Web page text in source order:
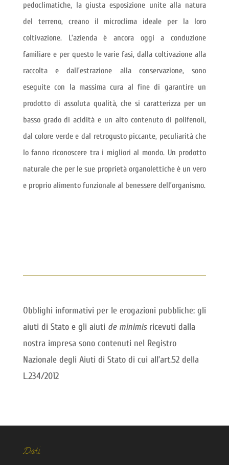
pedoclimatiche, la giusta esposizione unite alla natura
del terreno, creano il microclima ideale per la loro
coltivazione. L’azienda è ancora oggi a conduzione
familiare e per questo le varie fasi, dalla coltivazione alla
raccolta e dall’estrazione alla conservazione, sono
eseguite con la massima cura al fine di garantire un
prodotto di assoluta qualità, che si caratterizza per un
basso grado di acidità e un alto contenuto di polifenoli,
dal colore verde e dal retrogusto piccante, peculiarità che
lo fanno riconoscere tra i migliori al mondo. Un prodotto
naturale che per le sue proprietà organolettiche è un vero
e proprio alimento funzionale al benessere dell’organismo.
Obblighi informativi per le erogazioni pubbliche: gli
aiuti di Stato e gli aiuti de minimisricevuti dalla
nostra impresa sono contenuti nel Registro
Nazionale degli Aiuti di Stato di cui all’art.52 della
L.234/2012
Dati